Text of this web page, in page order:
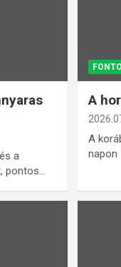
a
A
A
napon